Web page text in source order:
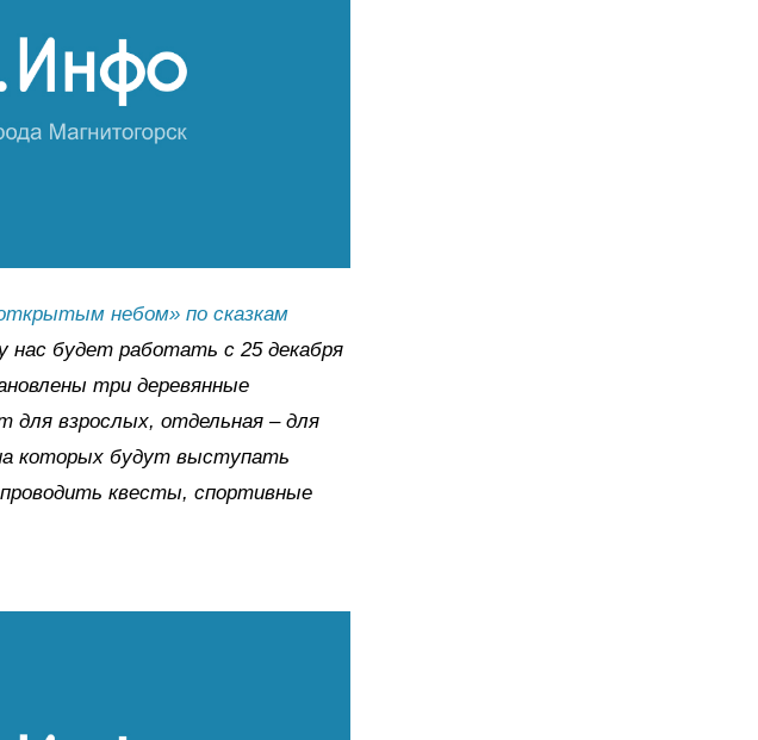
небом» по сказкам
нас будет работать с 25 декабря
три деревянные
для взрослых, отдельная – для
которых будут выступать
квесты, спортивные